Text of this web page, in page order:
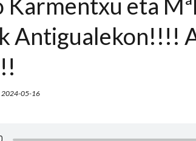
Antigualekon!!!!
2024-05-16